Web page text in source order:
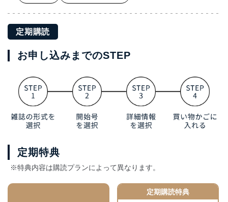
定期購読
お申し込みまでのSTEP
定期特典
※特典内容は購読プランによって異なります。
定期購読特典